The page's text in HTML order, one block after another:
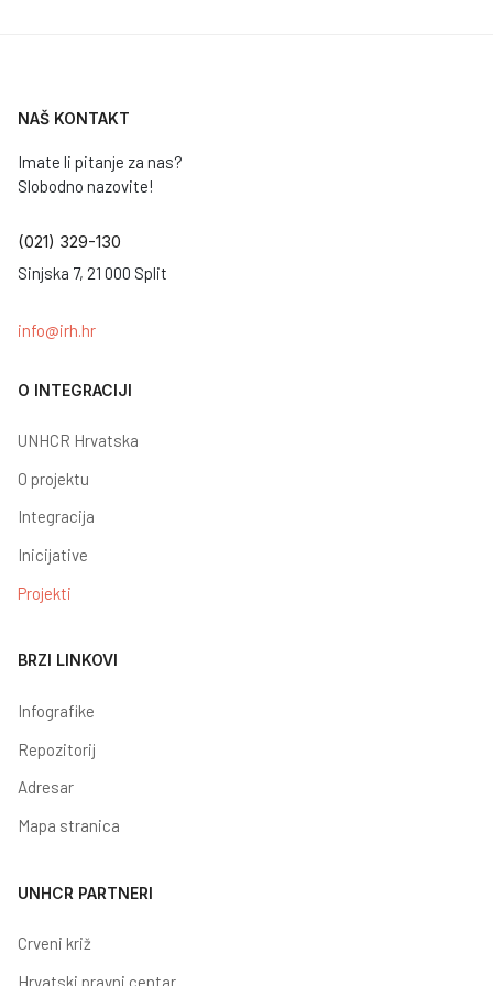
NAŠ KONTAKT
Imate li pitanje za nas?
Slobodno nazovite!
(021) 329-130
Sinjska 7, 21 000 Split
info@irh.hr
O INTEGRACIJI
UNHCR Hrvatska
O projektu
Integracija
Inicijative
Projekti
BRZI LINKOVI
Infografike
Repozitorij
Adresar
Mapa stranica
UNHCR PARTNERI
Crveni križ
Hrvatski pravni centar